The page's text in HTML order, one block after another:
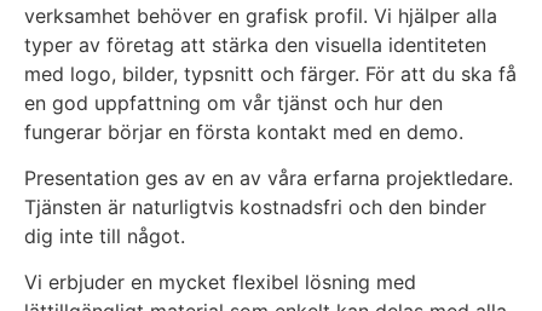
verksamhet behöver en grafisk profil. Vi hjälper alla
typer av företag att stärka den visuella identiteten
med logo, bilder, typsnitt och färger. För att du ska få
en god uppfattning om vår tjänst och hur den
fungerar börjar en första kontakt med en demo.
Presentation ges av en av våra erfarna projektledare.
Tjänsten är naturligtvis kostnadsfri och den binder
dig inte till något.
Vi erbjuder en mycket flexibel lösning med